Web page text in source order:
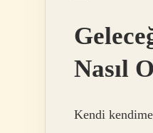
Nasıl
Kendi